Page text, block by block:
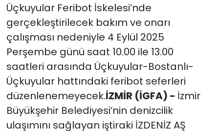
Üçkuyular Feribot İskelesi’nde
gerçekleştirilecek bakım ve onarı
çalışması nedeniyle 4 Eylül 2025
Perşembe günü saat 10.00 ile 13.00
saatleri arasında Üçkuyular-Bostanlı-
Üçkuyular hattındaki feribot seferleri
düzenlenemeyecek.İZMİR (İGFA) - İzmir
Büyükşehir Belediyesi’nin denizcilik
ulaşımını sağlayan iştiraki İZDENİZ AŞ